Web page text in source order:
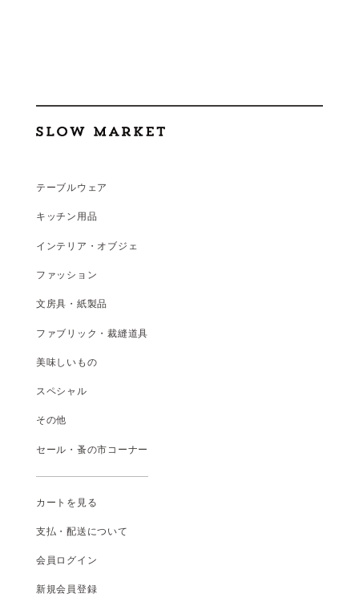
テーブルウェア
キッチン用品
インテリア・オブジェ
ファッション
文房具・紙製品
ファブリック・裁縫道具
美味しいもの
スペシャル
その他
セール・蚤の市コーナー
カートを見る
支払 ・配送について
会員ログイン
新規会員登録